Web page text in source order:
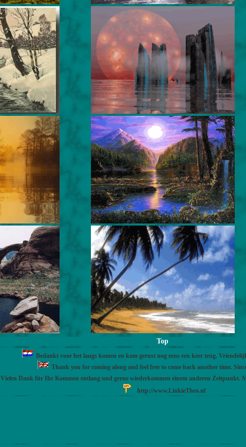
Top
Bedankt voor het langs komen en kom gerust nog eens een keer teug.
Thank you for coming along and feel free to come back another time.
Vielen Dank für Ihr Kommen entlang und gerne wiederkommen einem anderen Zeitpunkt.
http://www.LinkieTheo.nl